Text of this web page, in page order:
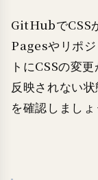
GitHubでCSS
Pagesやリポ
トにCSSの変
反映されない
を確認しましょ